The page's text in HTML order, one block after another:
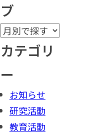
ブ
カテゴリ
ー
お知らせ
研究活動
教育活動